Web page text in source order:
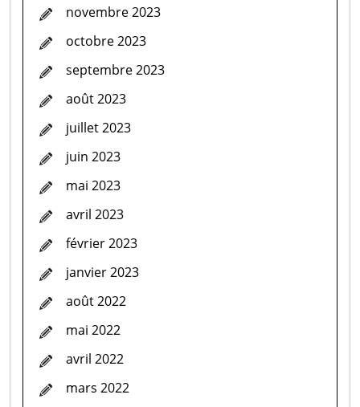
novembre 2023
octobre 2023
septembre 2023
août 2023
juillet 2023
juin 2023
mai 2023
avril 2023
février 2023
janvier 2023
août 2022
mai 2022
avril 2022
mars 2022